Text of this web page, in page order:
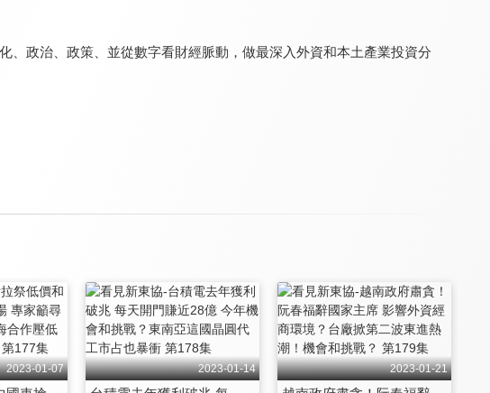
政治、政策、並從數字看財經脈動，做最深入外資和本土產業投資分
2023-01-07 2023-01-14 2023-01-21